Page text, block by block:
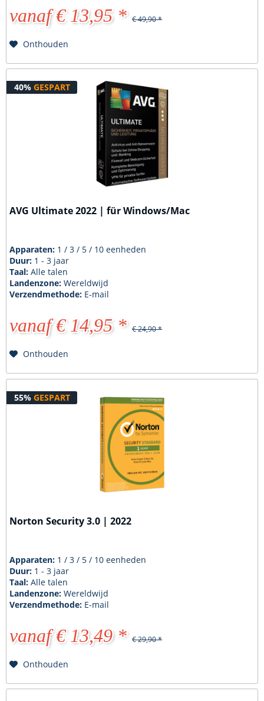
vanaf € 13,95 * € 49,90 *
Onthouden
40% GESPART
AVG Ultimate 2022 | für Windows/Mac
Apparaten: 1 / 3 / 5 / 10 eenheden
Duur: 1 - 3 jaar
Taal:Alle talen
Landenzone:Wereldwijd
Verzendmethode: E-mail
vanaf € 14,95 * € 24,90 *
Onthouden
55% GESPART
Norton Security 3.0 | 2022
Apparaten: 1 / 3 / 5 / 10 eenheden
Duur: 1 - 3 jaar
Taal:Alle talen
Landenzone:Wereldwijd
Verzendmethode: E-mail
vanaf € 13,49 * € 29,90 *
Onthouden